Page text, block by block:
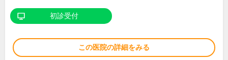
初診受付
この医院の詳細をみる